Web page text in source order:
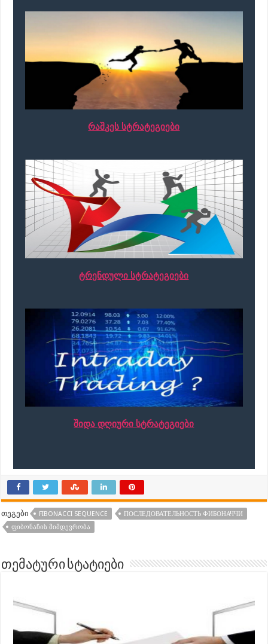
რაშკეს სტრატეგიები
ტრენდული სტრატეგიები
შიდა დღიური სტრატეგიები
თეგები FIBONACCI SEQUENCE
ПОСЛЕДОВАТЕЛЬНОСТЬ ФИБОНАЧЧИ
ᲤᲘᲑᲝᲜᲐᲩᲘᲡ ᲛᲘᲛᲓᲔᲕᲠᲝᲑᲐ
თემატური სტატიები